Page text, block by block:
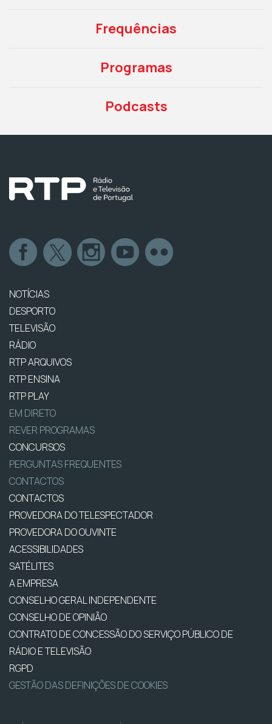
Frequências
Programas
Podcasts
NOTÍCIAS
DESPORTO
TELEVISÃO
RÁDIO
RTP ARQUIVOS
RTP ENSINA
RTP PLAY
EM DIRETO
REVER PROGRAMAS
CONCURSOS
PERGUNTAS FREQUENTES
CONTACTOS
CONTACTOS
PROVEDORA DO TELESPECTADOR
PROVEDORA DO OUVINTE
ACESSIBILIDADES
SATÉLITES
A EMPRESA
CONSELHO GERAL INDEPENDENTE
CONSELHO DE OPINIÃO
CONTRATO DE CONCESSÃO DO SERVIÇO PÚBLICO DE
RÁDIO E TELEVISÃO
RGPD
GESTÃO DAS DEFINIÇÕES DE COOKIES